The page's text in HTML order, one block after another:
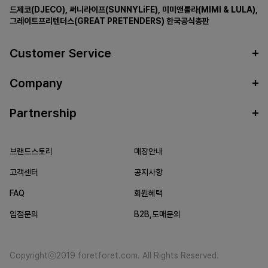
드제코(DJECO) 써니라이프(SUNNYLiFE) 미미앤룰라(MIMI & LULA)
그레이트프리텐더스(GREAT PRETENDERS) 한국공식총판
Customer Service
Company
Partnership
브랜드스토리 매장안내
고객센터 공지사항
FAQ 회원혜택
입점문의 B2B,도매문의
Copyrightⓒ2019 foretforet.com. All Rights Reserved.